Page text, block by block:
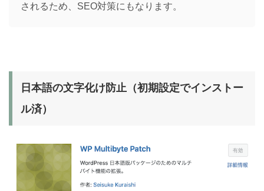
されるため、SEO対策にもなります。
日本語の文字化け防止（初期設定でインストー
ル済）